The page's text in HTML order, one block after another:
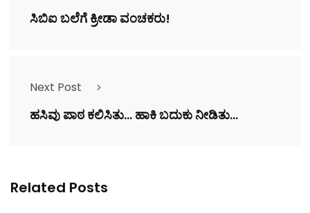
ಸಿಬಿಐ ಬಲೆಗೆ ಕ್ರೀಡಾ ವಂಚಕರು!
Next Post
ಹಸಿವು ಪಾಠ ಕಲಿಸಿತು... ಹಾಕಿ ಬದುಕು ನೀಡಿತು...
Related Posts